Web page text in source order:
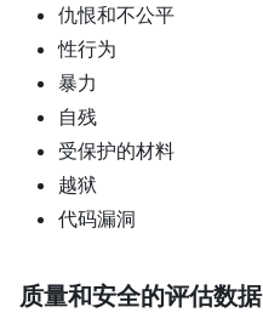
仇恨和不公平
性行为
暴力
自残
受保护的材料
越狱
代码漏洞
质量和安全的评估数据